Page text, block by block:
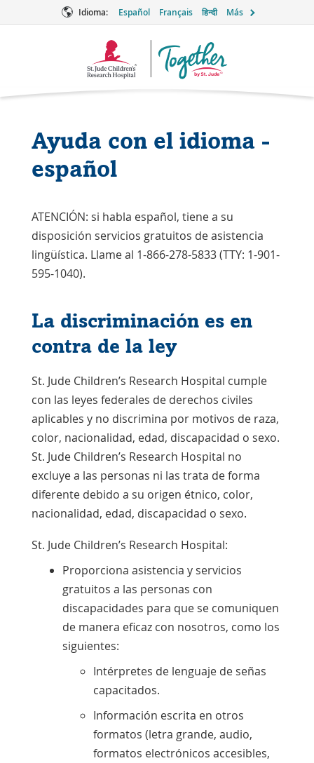
Idioma: Español Français हिन्दी Más
Together
Ayuda con el idioma -
español
ATENCIÓN: si habla español, tiene a su
disposición servicios gratuitos de asistencia
lingüística. Llame al 1-866-278-5833 (TTY: 1-901-
595-1040).
La discriminación es en
contra de la ley
St. Jude Children’s Research Hospital cumple
con las leyes federales de derechos civiles
aplicables y no discrimina por motivos de raza,
color, nacionalidad, edad, discapacidad o sexo.
St. Jude Children’s Research Hospital no
excluye a las personas ni las trata de forma
diferente debido a su origen étnico, color,
nacionalidad, edad, discapacidad o sexo.
St. Jude Children’s Research Hospital:
Proporciona asistencia y servicios
gratuitos a las personas con
discapacidades para que se comuniquen
de manera eficaz con nosotros, como los
siguientes:
Intérpretes de lenguaje de señas
capacitados.
Información escrita en otros
formatos (letra grande, audio,
formatos electrónicos accesibles,